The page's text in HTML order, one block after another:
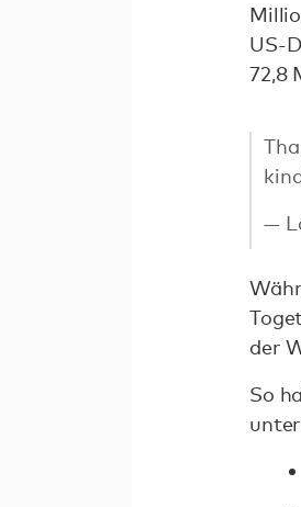
US-
72,8
—
der
So